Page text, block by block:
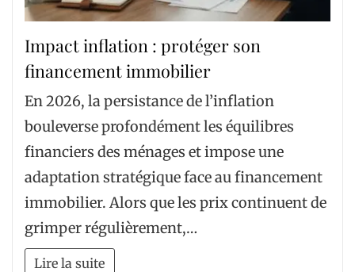
Impact inflation : protéger son
financement immobilier
En 2026, la persistance de l’inflation
bouleverse profondément les équilibres
financiers des ménages et impose une
adaptation stratégique face au financement
immobilier. Alors que les prix continuent de
grimper régulièrement,…
Lire la suite